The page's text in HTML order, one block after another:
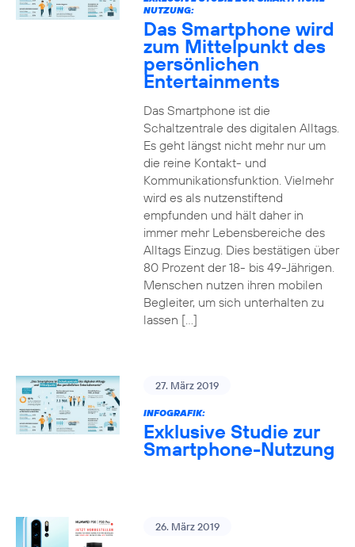
NUTZUNG:
Das Smartphone wird
zum Mittelpunkt des
persönlichen
Entertainments
Das Smartphone ist die
Schaltzentrale des digitalen Alltags.
Es geht längst nicht mehr nur um
die reine Kontakt- und
Kommunikationsfunktion. Vielmehr
wird es als nutzenstiftend
empfunden und hält daher in
immer mehr Lebensbereiche des
Alltags Einzug. Dies bestätigen über
80 Prozent der 18- bis 49-Jährigen.
Menschen nutzen ihren mobilen
Begleiter, um sich unterhalten zu
lassen […]
27. März 2019
INFOGRAFIK:
Exklusive Studie zur
Smartphone-Nutzung
26. März 2019